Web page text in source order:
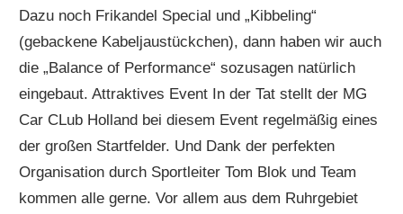
Dazu noch Frikandel Special und „Kibbeling“
(gebackene Kabeljaustückchen), dann haben wir auch
die „Balance of Performance“ sozusagen natürlich
eingebaut. Attraktives Event In der Tat stellt der MG
Car CLub Holland bei diesem Event regelmäßig eines
der großen Startfelder. Und Dank der perfekten
Organisation durch Sportleiter Tom Blok und Team
kommen alle gerne. Vor allem aus dem Ruhrgebiet